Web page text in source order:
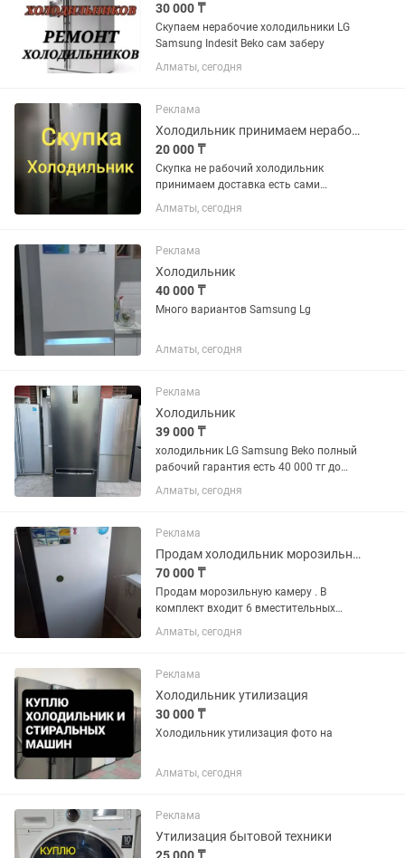
30 000 ₸
Скупаем нерабочие холодильники LG
Samsung Indesit Beko сам заберу
Алматы, сегодня
Реклама
Холодильник принимаем нерабочие
20 000 ₸
Скупка не рабочий холодильник
принимаем доставка есть сами
забирём
Алматы, сегодня
Реклама
Холодильник
40 000 ₸
Много вариантов Samsung Lg
Алматы, сегодня
Реклама
Холодильник
39 000 ₸
холодильник LG Samsung Beko полный
рабочий гарантия есть 40 000 тг до
150 000 тг много сразу
Алматы, сегодня
Реклама
Продам холодильник морозильник
70 000 ₸
Продам морозильную камеру . В
комплект входит 6 вместительных
пластиковых контейнеров.
Температура охлаждения и заморозки
Алматы, сегодня
Реклама
Холодильник утилизация
30 000 ₸
Холодильник утилизация фото на
Алматы, сегодня
Реклама
Утилизация бытовой техники